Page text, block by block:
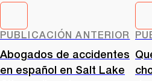
PUBLICACIÓN ANTERIOR
Abogados de accidentes
en español en Salt Lake